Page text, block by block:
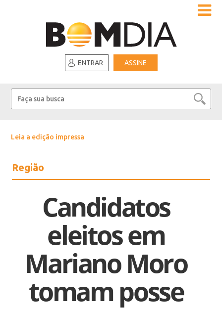
ENTRAR ASSINE
Leia a edição impressa
Região
Candidatos
eleitos em
Mariano Moro
tomam posse